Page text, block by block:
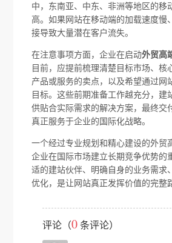
中，东南亚、中东、非洲等地区的移
高。如果网站在移动端的加载速度慢
接导致大量潜在客户流失。
在注意事项方面，企业在启动外贸高
目前，应提前梳理清楚目标市场、核
产品或服务的卖点，以及希望通过网
目标。这些前期准备工作越充分，建
供贴合实际需求的解决方案，最终交
真正服务于企业的国际化战略。
一个经过专业规划和精心建设的外贸
企业在国际市场建立长期竞争优势的
适的建站伙伴、明确自身的业务需求
优化，是让网站真正发挥价值的完整
评论（0条评论）